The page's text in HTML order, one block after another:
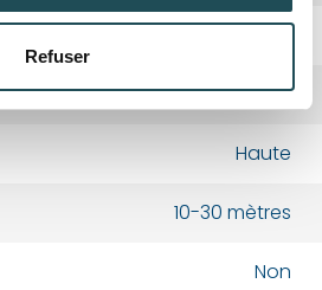
Refuser
Oui
Lente
Haute
10-30 mètres
Non